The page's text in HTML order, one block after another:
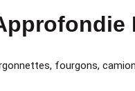
fourgons,